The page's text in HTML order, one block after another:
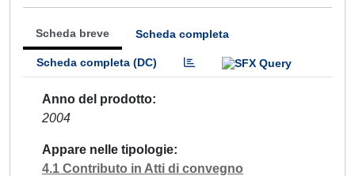
Scheda breve Scheda completa
Scheda completa (DC)
Anno del prodotto
2004
Appare nelle tipologie
4.1 Contributo in Atti di convegno